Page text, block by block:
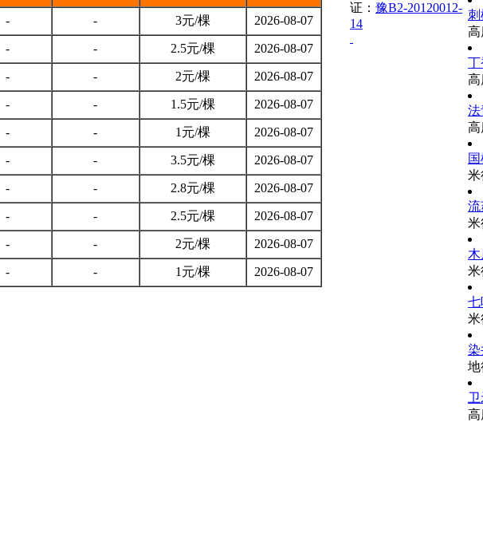
- - 3元/棵 2026-08-07
- - 2.5元/棵 2026-08-07
- - 2元/棵 2026-08-07
- - 1.5元/棵 2026-08-07
- - 1元/棵 2026-08-07
- - 3.5元/棵 2026-08-07
- - 2.8元/棵 2026-08-07
- - 2.5元/棵 2026-08-07
- - 2元/棵 2026-08-07
- - 1元/棵
2026-08-07
刺
高
丁
高
法
高
米
流
米
木
米
七
米
染
地
高
证： 豫B2-20120012-
14